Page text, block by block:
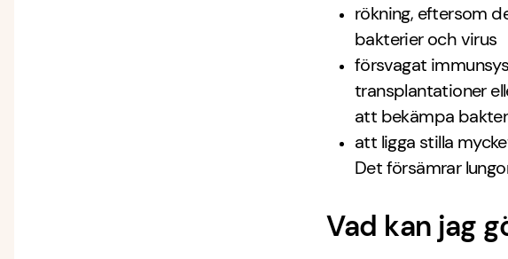
rökning, eftersom
bakterier och virus
försvagat
transplantationer
att bekämpa
att ligga stilla
Det försämrar
Vad kan jag